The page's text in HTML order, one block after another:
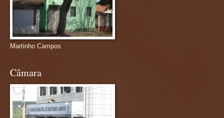
Martinho Campos
Câmara